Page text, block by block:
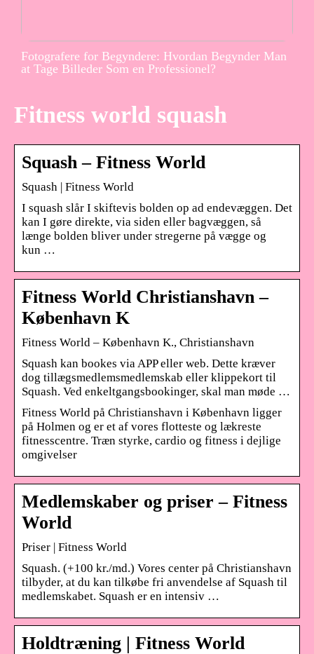
Fotografere for Begyndere: Hvordan Begynder Man
at Tage Billeder Som en Professionel?
Fitness world squash
Squash – Fitness World
Squash | Fitness World
I squash slår I skiftevis bolden op ad endevæggen. Det
kan I gøre direkte, via siden eller bagvæggen, så
længe bolden bliver under stregerne på vægge og
kun …
Fitness World Christianshavn –
København K
Fitness World – København K., Christianshavn
Squash kan bookes via APP eller web. Dette kræver
dog tillægsmedlemsmedlemskab eller klippekort til
Squash. Ved enkeltgangsbookinger, skal man møde …
Fitness World på Christianshavn i København ligger
på Holmen og er et af vores flotteste og lækreste
fitnesscentre. Træn styrke, cardio og fitness i dejlige
omgivelser
Medlemskaber og priser – Fitness
World
Priser | Fitness World
Squash. (+100 kr./md.) Vores center på Christianshavn
tilbyder, at du kan tilkøbe fri anvendelse af Squash til
medlemskabet. Squash er en intensiv …
Holdtræning | Fitness World